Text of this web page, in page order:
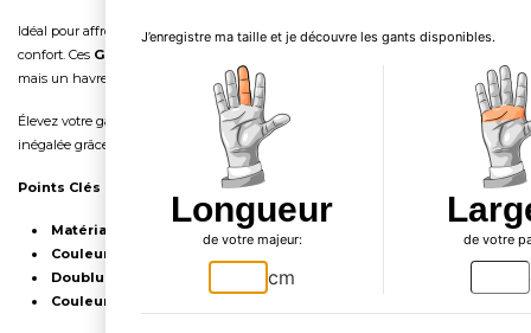
Idéal pour affronter les matins glacés et les soirées enneigées avec aisance et
confort. Ces Gants en Cuir d'Agneau
mais un havre pour vos mains durant les jours les plus froids de l'hiver.
Élevez votre garde-robe d'hiver avec une touche de luxe et une chaleur
inégalée grâce au savoir-faire en cuir de Ganterie Laura.
Points Clés en Un Coup d'Œil :
Matériau :
100% Cuir d'Agneau
Couleur Extérieure :
Doublure Intérieure :
Couleur Intérieure :
J’enregistre ma taille et je découvre les gants disponibles.
Longueur
de votre majeur:
cm
de votre